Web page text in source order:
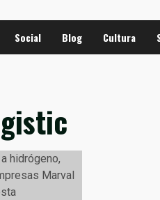
Social Blog Cultura